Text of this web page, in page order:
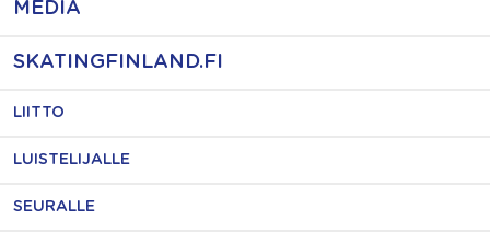
MEDIA
SKATINGFINLAND.FI
LIITTO
LUISTELIJALLE
SEURALLE